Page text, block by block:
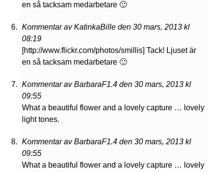
en så tacksam medarbetare 🙂
Kommentar av KatinkaBille den 30 mars, 2013 kl
08:19
[http://www.flickr.com/photos/smillis] Tack! Ljuset är
en så tacksam medarbetare 🙂
Kommentar av BarbaraF1.4 den 30 mars, 2013 kl
09:55
What a beautiful flower and a lovely capture … lovely
light tones.
Kommentar av BarbaraF1.4 den 30 mars, 2013 kl
09:55
What a beautiful flower and a lovely capture … lovely